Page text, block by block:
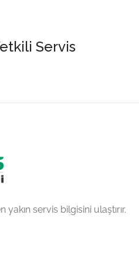
Servis
servis bilgisini ulaştırır.